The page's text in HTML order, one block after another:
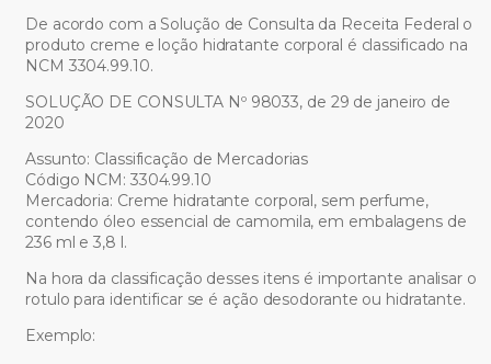
De acordo com a Solução de Consulta da Receita Federal o
produto creme e loção hidratante corporal é classificado na
NCM 3304.99.10.
SOLUÇÃO DE CONSULTA Nº 98033, de 29 de janeiro de
2020
Assunto: Classificação de Mercadorias
Código NCM: 3304.99.10
Mercadoria: Creme hidratante corporal, sem perfume,
contendo óleo essencial de camomila, em embalagens de
236 ml e 3,8 l.
Na hora da classificação desses itens é importante analisar o
rotulo para identificar se é ação desodorante ou hidratante.
Exemplo: